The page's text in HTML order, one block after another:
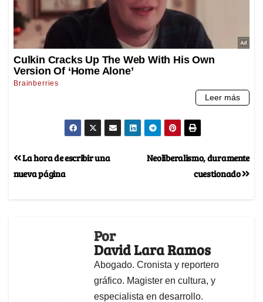
Neoliberalismo, duramente
cuestionado
La hora de escribir una
nueva página
Por
David Lara Ramos
Abogado. Cronista y reportero
gráfico. Magister en cultura, y
especialista en desarrollo.